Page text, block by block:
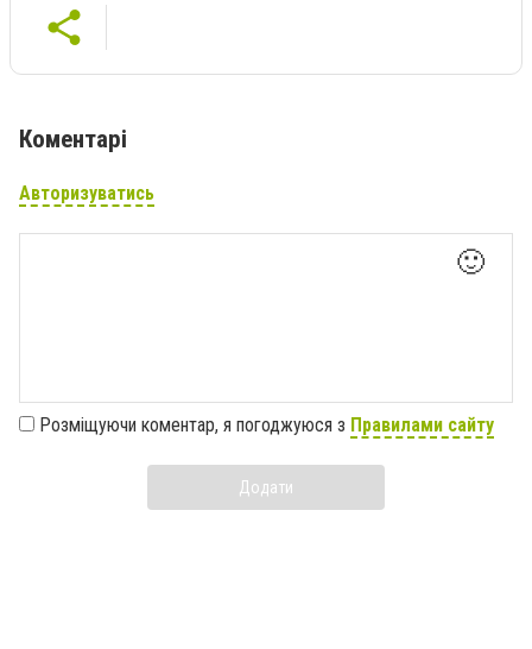
Коментарі
Авторизуватись
🙂
Розміщуючи коментар, я погоджуюся з Правилами сайту
Додати